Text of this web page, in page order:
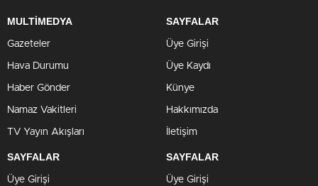
MULTİMEDYA
Gazeteler
Hava Durumu
Haber Gönder
Namaz Vakitleri
TV Yayın Akışları
SAYFALAR
Üye Girişi
Üye Kaydı
Künye
Hakkımızda
İletişim
SAYFALAR
Üye Girişi
SAYFALAR
Üye Girişi